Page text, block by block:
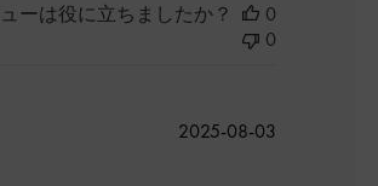
ーは役に立ちましたか？
0
0
公
2025-08-03